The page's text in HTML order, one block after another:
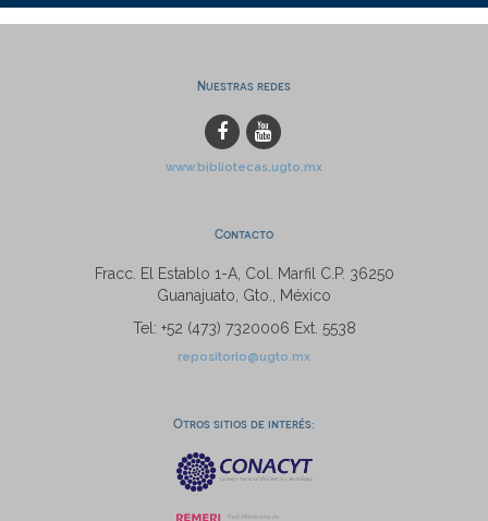
Nuestras redes
www.bibliotecas.ugto.mx
Contacto
Fracc. El Establo 1-A, Col. Marfil C.P. 36250
Guanajuato, Gto., México
Tel: +52 (473) 7320006 Ext. 5538
repositorio@ugto.mx
Otros sitios de interés: